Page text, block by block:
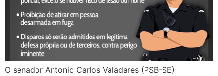
O senador Antonio Carlos Valadares (PSB-SE)